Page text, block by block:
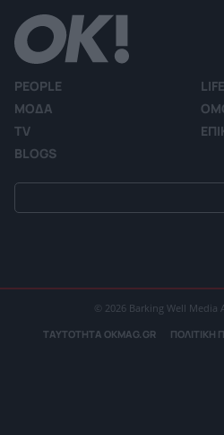
PEOPLE
ΜΟΔΑ
TV
BLOGS
© 2026 Barking Well Media
ΤΑΥΤΟΤΗΤΑ OKMAG.GR ΠΟΛΙΤΙΚΗ